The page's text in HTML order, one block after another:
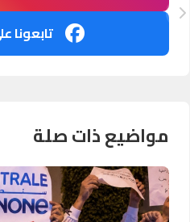
مواضيع ذات صلة